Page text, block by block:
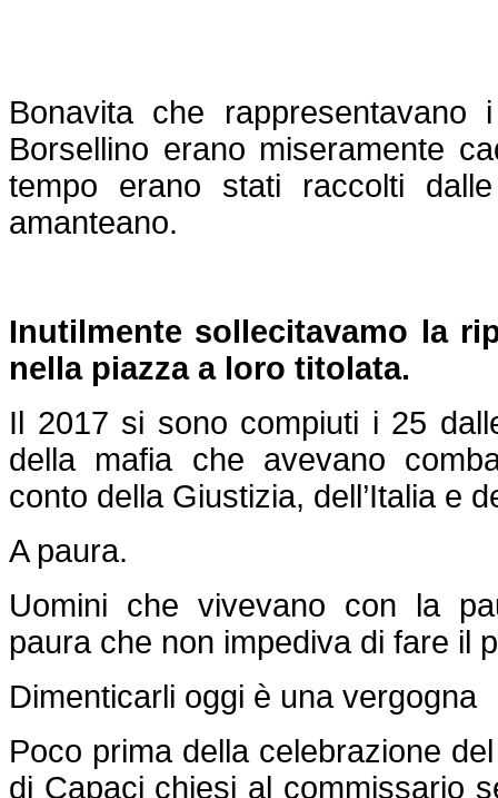
Bonavita che
Borsellino erano miseramente
tempo erano stati raccolti
amanteano.
Inutilmente sollecitavamo la
nella piazza a loro titolata.
Il 2017 si sono compiuti i 25
della mafia che avevano
conto della Giustizia, dell’Italia e
A paura.
Uomini che vivevano con la
paura che non impediva di fare il
Dimenticarli oggi è una vergogna
Poco prima della celebrazione
di Capaci chiesi al commissario